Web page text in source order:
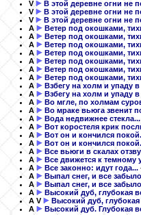
V
В этой деревне огни не
V
В этой деревне огни не
V
В этой деревне огни не
A
Ветер под окошками,
A
Ветер под окошками,
A
Ветер под окошками,
A
Ветер под окошками,
A
Ветер под окошками,
A
Ветер под окошками,
A
Ветер под окошками,
A
Взбегу на холм и упаду в
A
Взбегу на холм и упаду в
A
Во мгле, по холмам
A
Во мраке вьюга звенит
A
Вода недвижнее стекла...
A
Вот коростеля крик
A
Вот он и кончился
A
Вот он и кончился
A
Все вьюги в скалах
A
Все движется к темному
A
Все законно: идут года...
A
Выпал снег, и все
A
Выпал снег, и все
A
Высокий дуб, глубокая
A V Высокий дуб, глубокая
A
Высокий дуб. Глубокая